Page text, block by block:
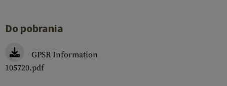
Do pobrania
GPSR Information
105720.pdf